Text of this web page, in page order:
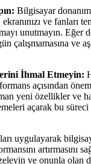
Bilgisayar
ve fanları
unutmayın. Eğer
çalışmamasına ve
İhmal Etmeyin:
açısından
yeni özellikler ve
açarak bu süreci
uygulayarak
artırmasını
ve onunla olan